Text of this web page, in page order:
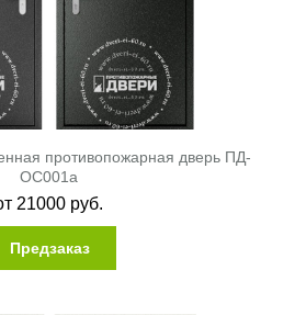
противопожарная дверь ПД-
ОС001a
21000 руб.
Предзаказ